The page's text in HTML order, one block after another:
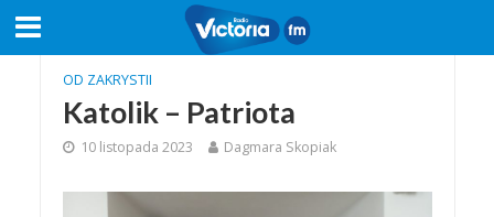
OD ZAKRYSTII
Katolik – Patriota
10 listopada 2023 Dagmara Skopiak